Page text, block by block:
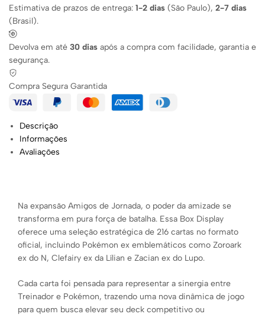
Estimativa de prazos de entrega: 1-2 dias (São Paulo), 2-7 dias
(Brasil).
Devolva em até 30 dias após a compra com facilidade, garantia e
segurança.
Compra Segura Garantida
Descrição
Informações
Avaliações
Na expansão Amigos de Jornada, o poder da amizade se
transforma em pura força de batalha. Essa Box Display
oferece uma seleção estratégica de 216 cartas no formato
oficial, incluindo Pokémon ex emblemáticos como Zoroark
ex do N, Clefairy ex da Lílian e Zacian ex do Lupo.
Cada carta foi pensada para representar a sinergia entre
Treinador e Pokémon, trazendo uma nova dinâmica de jogo
para quem busca elevar seu deck competitivo ou